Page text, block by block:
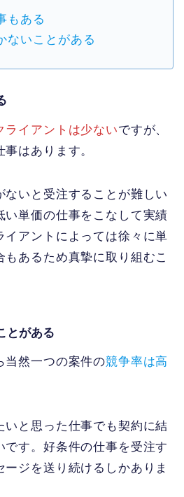
もある
ないことがある
ライアントは少ないですが、
はあります。
ないと受注することが難しい
い単価の仕事をこなして実績
イアントによっては徐々に単
あるため真摯に取り組むこ
とがある
当然一つの案件の競争率は高
いと思った仕事でも契約に結
です。好条件の仕事を受注す
ージを送り続けるしかありま